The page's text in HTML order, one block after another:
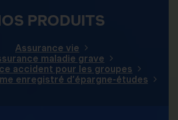
PRODUITS
Assurance vie
maladie grave
accident pour les groupes
enregistré d’épargne-études